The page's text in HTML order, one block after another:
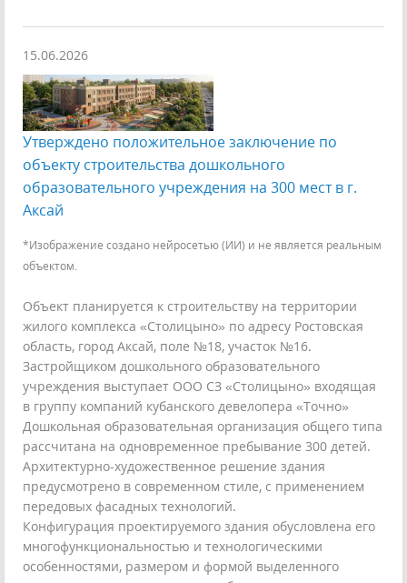
15.06.2026
Утверждено положительное заключение по
объекту строительства дошкольного
образовательного учреждения на 300 мест в г.
Аксай
*Изображение создано нейросетью (ИИ) и не является реальным
объектом.
Объект планируется к строительству на территории
жилого комплекса «Столицыно» по адресу Ростовская
область, город Аксай, поле №18, участок №16.
Застройщиком дошкольного образовательного
учреждения выступает ООО СЗ «Столицыно» входящая
в группу компаний кубанского девелопера «Точно»
Дошкольная образовательная организация общего типа
рассчитана на одновременное пребывание 300 детей.
Архитектурно-художественное решение здания
предусмотрено в современном стиле, с применением
передовых фасадных технологий.
Конфигурация проектируемого здания обусловлена его
многофункциональностью и технологическими
особенностями, размером и формой выделенного